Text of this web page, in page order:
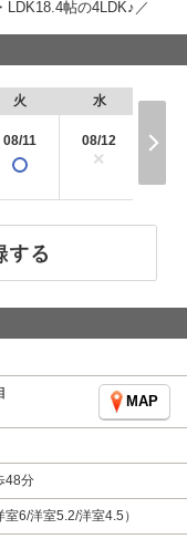
LDK18.4帖の4LDK♪／
火
08/11
水
08/12
×
MAP
48分
6/洋室5.2/洋室4.5）